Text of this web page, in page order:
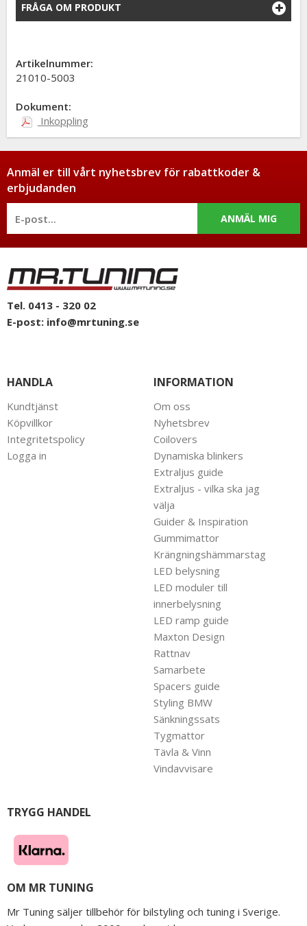
FRÅGA OM PRODUKT
Artikelnummer:
21010-5003
Dokument:
Inkoppling
Anmäl er till vårt nyhetsbrev för rabattkoder &
erbjudanden
ANMÄL MIG
Tel. 0413 - 320 02
E-post: info@mrtuning.se
HANDLA
Kundtjänst
Köpvillkor
Integritetspolicy
Logga in
INFORMATION
Om oss
Nyhetsbrev
Coilovers
Dynamiska blinkers
Extraljus guide
Extraljus - vilka ska jag
välja
Guider & Inspiration
Gummimattor
Krängningshämmarstag
LED belysning
LED moduler till
innerbelysning
LED ramp guide
Maxton Design
Rattnav
Samarbete
Spacers guide
Styling BMW
Sänkningssats
Tygmattor
Tävla & Vinn
Vindavvisare
TRYGG HANDEL
OM MR TUNING
Mr Tuning säljer tillbehör för bilstyling och tuning i Sverige.